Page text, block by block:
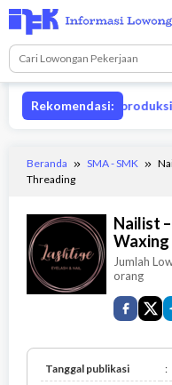
Loncat
ke
konten
Rekomendasi:
supervisor produksi
Beranda SMA - SMK
Threading
Nailist
Waxing
Jumlah
orang
Tanggal publikasi :